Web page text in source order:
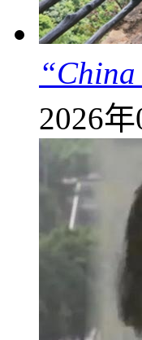
2026